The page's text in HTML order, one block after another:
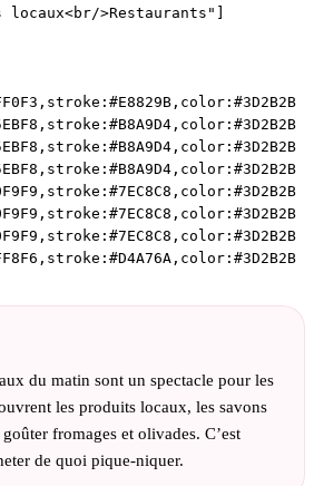
locaux<br/>Restaurants"]
du matin sont un spectacle pour les
les produits locaux, les savons
fromages et olivades. C’est
de quoi pique-niquer.